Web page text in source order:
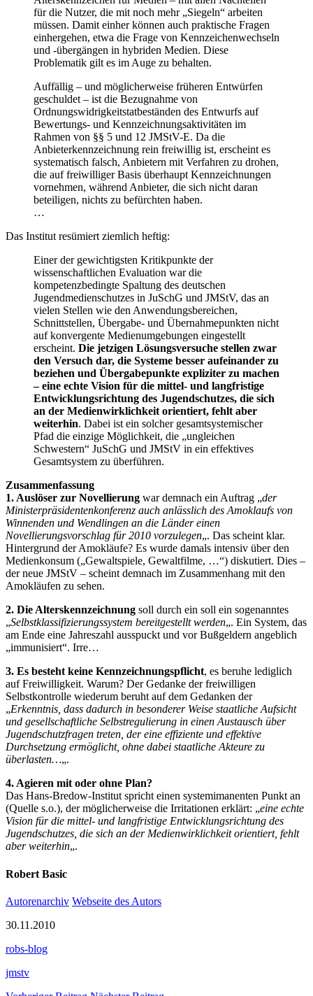
für die Nutzer, die mit noch mehr „Siegeln“ arbeiten
müssen. Damit einher können auch praktische Fragen
einhergehen, etwa die Frage von Kennzeichenwechseln
und -übergängen in hybriden Medien. Diese
Problematik gilt es im Auge zu behalten.
Auffällig – und möglicherweise früheren Entwürfen
geschuldet – ist die Bezugnahme von
Ordnungswidrigkeitstatbeständen des Entwurfs auf
Bewertungs- und Kennzeichnungsaktivitäten im
Rahmen von §§ 5 und 12 JMStV-E. Da die
Anbieterkennzeichnung rein freiwillig ist, erscheint es
systematisch falsch, Anbietern mit Verfahren zu drohen,
die auf freiwilliger Basis überhaupt Kennzeichnungen
vornehmen, während Anbieter, die sich nicht daran
beteiligen, nichts zu befürchten haben.
…
Das Institut resümiert ziemlich heftig:
Einer der gewichtigsten Kritikpunkte der
wissenschaftlichen Evaluation war die
kompetenzbedingte Spaltung des deutschen
Jugendmedienschutzes in JuSchG und JMStV, das an
vielen Stellen wie den Anwendungsbereichen,
Schnittstellen, Übergabe- und Übernahmepunkten nicht
auf konvergente Medienumgebungen eingestellt
erscheint. Die jetzigen Lösungsversuche stellen zwar
den Versuch dar, die Systeme besser aufeinander zu
beziehen und Übergabepunkte expliziter zu machen
– eine echte Vision für die mittel- und langfristige
Entwicklungsrichtung des Jugendschutzes, die sich
an der Medienwirklichkeit orientiert, fehlt aber
weiterhin. Dabei ist ein solcher gesamtsystemischer
Pfad die einzige Möglichkeit, die „ungleichen
Schwestern“ JuSchG und JMStV in ein effektives
Gesamtsystem zu überführen.
Zusammenfassung
1. Auslöser zur Novellierung war demnach ein Auftrag „der
Ministerpräsidentenkonferenz auch anlässlich des Amoklaufs von
Winnenden und Wendlingen an die Länder einen
Novellierungsvorschlag für 2010 vorzulegen„. Das scheint klar.
Hintergrund der Amokläufe? Es wurde damals intensiv über den
Medienkonsum („Gewaltspiele, Gewaltfilme, …“) diskutiert. Dies –
der neue JMStV – scheint demnach im Zusammenhang mit den
Amokläufen zu sehen.
2. Die Alterskennzeichnung soll durch ein soll ein sogenanntes
„Selbstklassifizierungssystem bereitgestellt werden„. Ein System, das
am Ende eine Jahreszahl ausspuckt und vor Bußgeldern angeblich
„immunisiert“. Irre…
3. Es besteht keine Kennzeichnungspflicht, es beruhe lediglich
auf Freiwilligkeit. Warum? Der Gedanke der freiwilligen
Selbstkontrolle wiederum beruht auf dem Gedanken der
„Erkenntnis, dass dadurch in besonderer Weise staatliche Aufsicht
und gesellschaftliche Selbstregulierung in einen Austausch über
Jugendschutzfragen treten, der eine effiziente und effektive
Durchsetzung ermöglicht, ohne dabei staatliche Akteure zu
überlasten…„.
4. Agieren mit oder ohne Plan?
Das Hans-Bredow-Institut spricht einen systemimanenten Punkt an
(Quelle s.o.), der möglicherweise die Irritationen erklärt: „eine echte
Vision für die mittel- und langfristige Entwicklungsrichtung des
Jugendschutzes, die sich an der Medienwirklichkeit orientiert, fehlt
aber weiterhin„.
Robert Basic
Autorenarchiv Webseite des Autors
30.11.2010
robs-blog
jmstv